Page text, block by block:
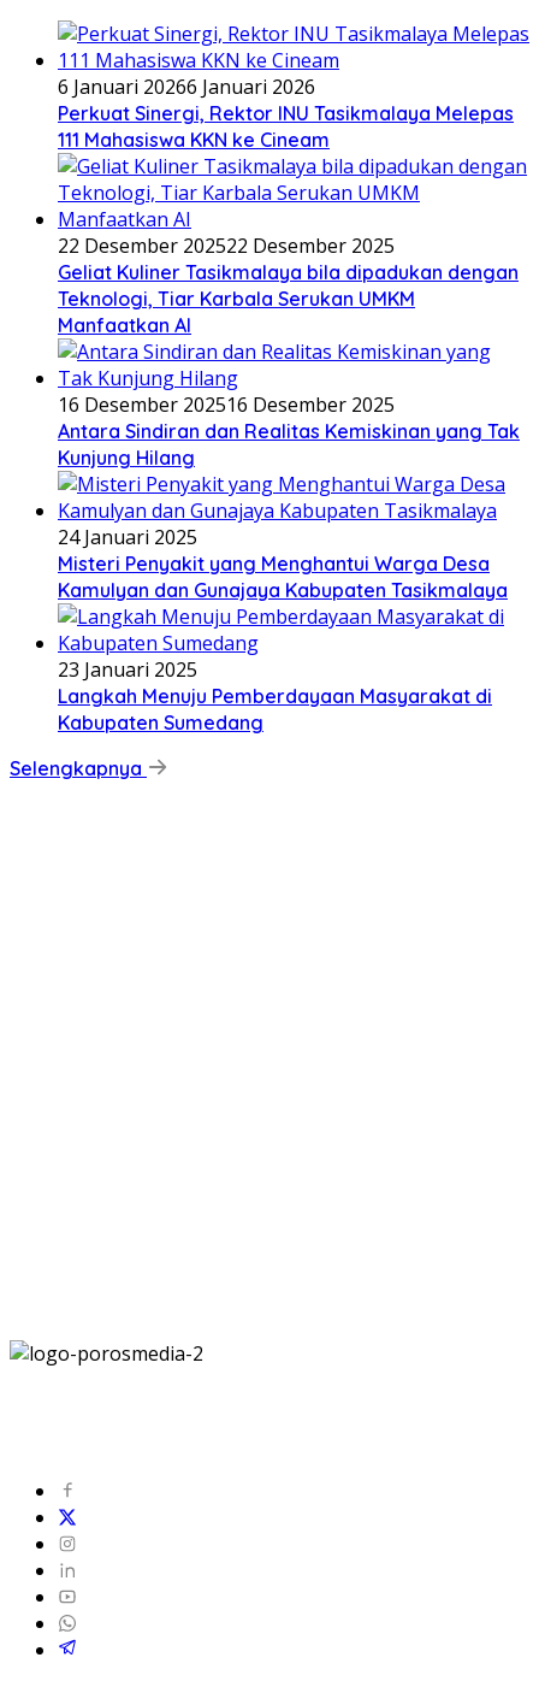
6 Januari 20266 Januari 2026
Perkuat Sinergi, Rektor INU Tasikmalaya Melepas
111 Mahasiswa KKN ke Cineam
22 Desember 202522 Desember 2025
Geliat Kuliner Tasikmalaya bila dipadukan dengan
Teknologi, Tiar Karbala Serukan UMKM
Manfaatkan AI
16 Desember 202516 Desember 2025
Antara Sindiran dan Realitas Kemiskinan yang Tak
Kunjung Hilang
24 Januari 2025
Misteri Penyakit yang Menghantui Warga Desa
Kamulyan dan Gunajaya Kabupaten Tasikmalaya
23 Januari 2025
Langkah Menuju Pemberdayaan Masyarakat di
Kabupaten Sumedang
Selengkapnya